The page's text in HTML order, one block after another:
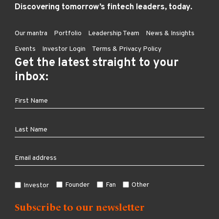
Discovering tomorrow’s fintech leaders, today.
Our mantra Portfolio Leadership Team
News & Insights
Events
Investor Login Terms & Privacy Policy
Get the latest straight to your
inbox:
Investor Founder Fan Other